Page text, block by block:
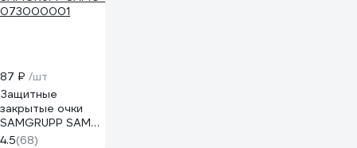
87 ₽ /шт
Защитные
закрытые очки
SAMGRUPP SAMC-
073000001
4.5(68)